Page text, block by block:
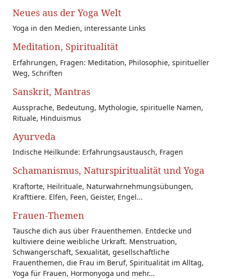
Neues aus der Yoga Welt
Yoga in den Medien, interessante Links
Meditation, Spiritualität
Erfahrungen, Fragen: Meditation, Philosophie, spiritueller
Weg, Schriften
Sanskrit, Mantras
Aussprache, Bedeutung, Mythologie, spirituelle Namen,
Rituale, Hinduismus
Ayurveda
Indische Heilkunde: Erfahrungsaustausch, Fragen
Schamanismus, Naturspiritualität und Yoga
Kraftorte, Heilrituale, Naturwahrnehmungsübungen,
Krafttiere. Elfen, Feen, Geister, Engel...
Frauen-Themen
Tausche dich aus über Frauenthemen. Entdecke und
kultiviere deine weibliche Urkraft. Menstruation,
Schwangerschaft, Sexualität, gesellschaftliche
Frauenthemen, die Frau im Beruf, Spiritualität im Alltag,
Yoga für Frauen, Hormonyoga und mehr...